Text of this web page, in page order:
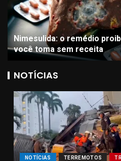
Nimesulida: o remédio
você toma sem receita
NOTÍCIAS
GUERRA MUNDO NOTÍCIAS
5